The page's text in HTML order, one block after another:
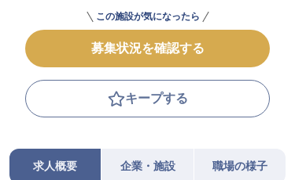
この施設が気になったら
募集状況を確認する
キープする
求人概要 企業・施設 職場の様子